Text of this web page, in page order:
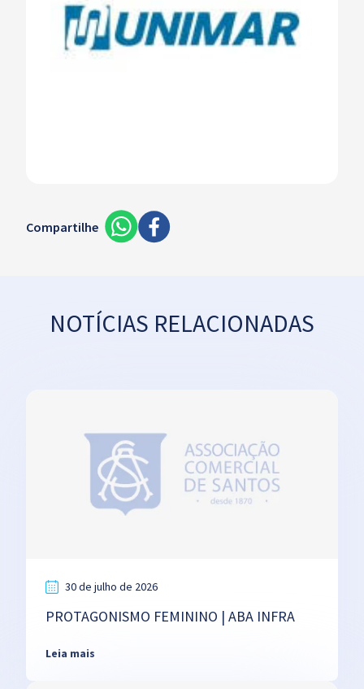
Compartilhe
NOTÍCIAS RELACIONADAS
30 de julho de 2026
PROTAGONISMO FEMININO | ABA INFRA
Leia mais